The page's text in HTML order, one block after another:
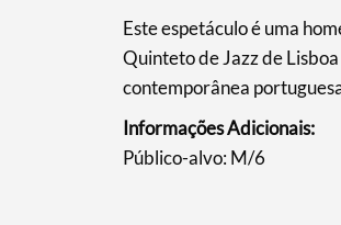
Este espetáculo é uma
Quinteto de Jazz de
contemporânea
Informações Adicionais:
Público-alvo: M/6